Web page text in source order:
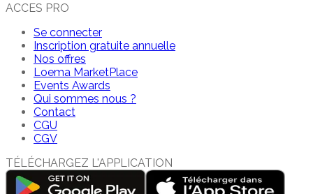
ACCES PRO
Se connecter
Inscription gratuite annuelle
Nos offres
Loema MarketPlace
Events Awards
Qui sommes nous ?
Contact
CGU
CGV
TÉLÉCHARGEZ L'APPLICATION